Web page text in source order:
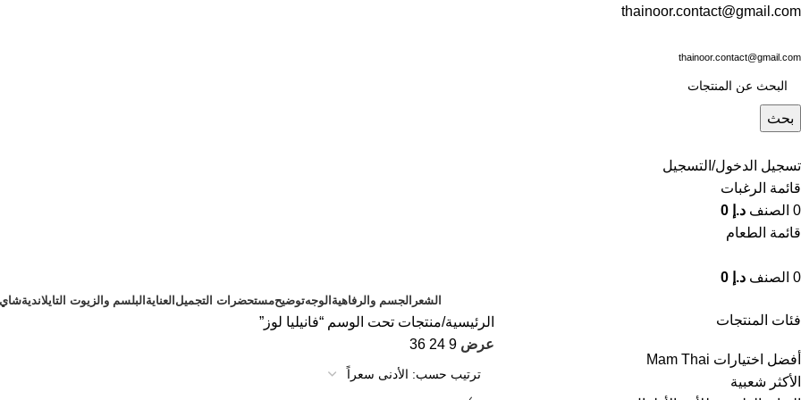
thainoor.contact@gmail.com
thainoor.contact@gmail.com
بحث
تسجيل الدخول/التسجيل
قائمة الرغبات
0 الصنف د.إ
قائمة الطعام
0 الصنف د.إ
الشعر الجسم والرفاهية الوجهتوضيحمستحضرات التجميل العناية البلسم والزيوت التايلانديةشاي
فئات المنتجات
أفضل اختيارات Mam Thai
الأكثر شعبية
الرئيسية منتجات تحت الوسم “فانيليا لوز”
عرض9
24
36